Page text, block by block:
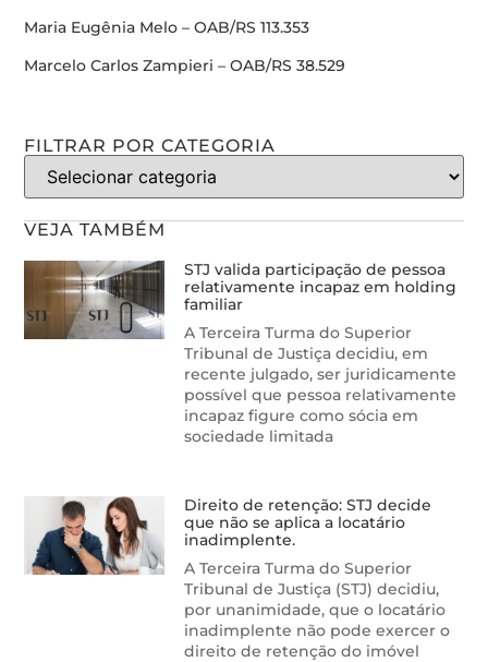
Maria Eugênia Melo – OAB/RS 113.353
Marcelo Carlos Zampieri – OAB/RS 38.529
FILTRAR POR CATEGORIA
VEJA TAMBÉM
STJ valida participação de pessoa
relativamente incapaz em holding
familiar
A Terceira Turma do Superior
Tribunal de Justiça decidiu, em
recente julgado, ser juridicamente
possível que pessoa relativamente
incapaz figure como sócia em
sociedade limitada
Direito de retenção: STJ decide
que não se aplica a locatário
inadimplente.
A Terceira Turma do Superior
Tribunal de Justiça (STJ) decidiu,
por unanimidade, que o locatário
inadimplente não pode exercer o
direito de retenção do imóvel